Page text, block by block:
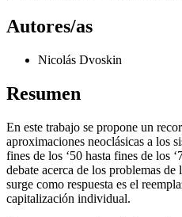
Autores/as
Nicolás Dvoskin
Resumen
En este trabajo se propone un
aproximaciones neoclásicas a los
fines de los ‘50 hasta fines de los
debate acerca de los problemas
surge como respuesta es el
capitalización individual.